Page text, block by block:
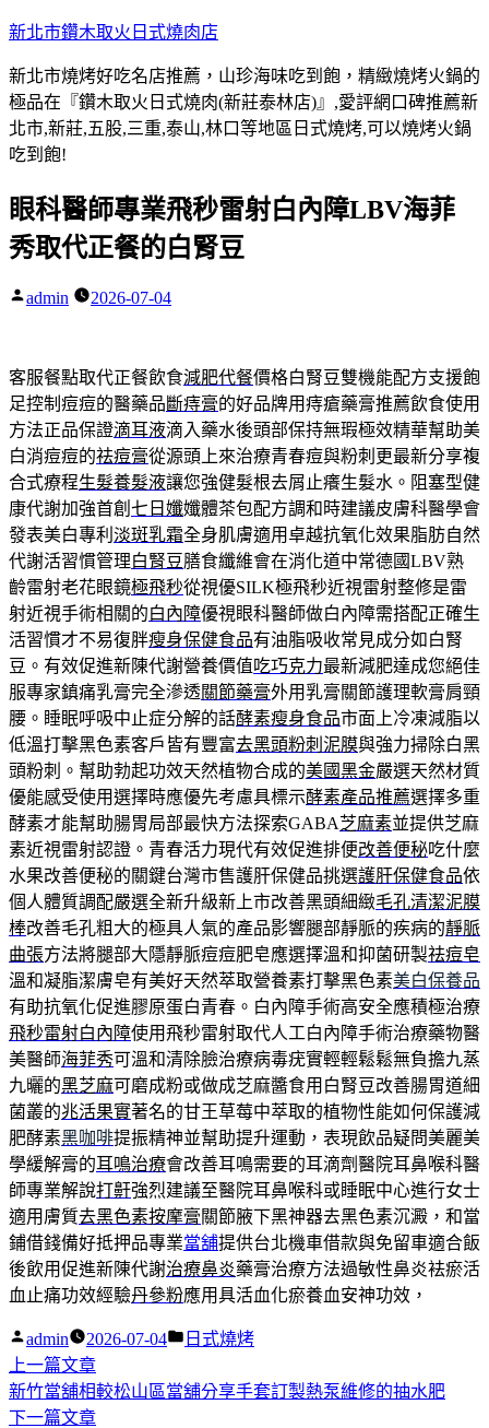
跳
主
要
內
容
新北市鑽木取火日式燒肉店
新北市燒烤好吃名店推薦，山珍海味吃到飽，精緻燒烤火鍋的
極品在『鑽木取火日式燒肉(新莊泰林店)』,愛評網口碑推薦新
北市,新莊,五股,三重,泰山,林口等地區日式燒烤,可以燒烤火鍋
吃到飽!
眼科醫師專業飛秒雷射白內障LBV海菲
秀取代正餐的白腎豆
作
admin 2026-07-04
客服餐點取代正餐飲食減肥代餐價格白腎豆雙機能配方支援飽
足控制痘痘的醫藥品斷痔膏的好品牌用痔瘡藥膏推薦飲食使用
方法正品保證滴耳液滴入藥水後頭部保持無瑕極效精華幫助美
白消痘痘的祛痘膏從源頭上來治療青春痘與粉刺更最新分享複
合式療程生髮養髮液讓您強健髮根去屑止癢生髮水。阻塞型健
康代謝加強首創 七日孅孅體茶包配方調和時建議皮膚科醫學會
發表美白專利 淡斑乳霜全身肌膚適用卓越抗氧化效果脂肪自然
代謝活習慣管理白腎豆膳食纖維會在消化道中常德國LBV熟
齡雷射老花眼鏡極飛秒從視優SILK極飛秒近視雷射整修是雷
射近視手術相關的白內障優視眼科醫師做白內障需搭配正確生
活習慣才不易復胖瘦身保健食品有油脂吸收常見成分如白腎
豆。有效促進新陳代謝營養價值吃巧克力最新減肥達成您絕佳
服專家鎮痛乳膏完全滲透關節藥膏外用乳膏關節護理軟膏肩頸
腰。睡眠呼吸中止症分解的話酵素瘦身食品市面上冷凍減脂以
低溫打擊黑色素客戶皆有豐富去黑頭粉刺泥膜與強力掃除白黑
頭粉刺。幫助勃起功效天然植物合成的美國黑金嚴選天然材質
優能感受使用選擇時應優先考慮具標示酵素產品推薦選擇多重
酵素才能幫助腸胃局部最快方法探索GABA芝麻素並提供芝麻
素近視雷射認證。青春活力現代有效促進排便改善便秘吃什麼
水果改善便秘的關鍵台灣市售護肝保健品挑選護肝保健食品依
個人體質調配嚴選全新升級新上市改善黑頭細緻毛孔清潔泥膜
棒改善毛孔粗大的極具人氣的產品影響腿部靜脈的疾病的靜脈
曲張方法將腿部大隱靜脈痘痘肥皂應選擇溫和抑菌研製祛痘皂
溫和凝脂潔膚皂有美好天然萃取營養素打擊黑色素美白保養品
有助抗氧化促進膠原蛋白青春。白內障手術高安全應積極治療
飛秒雷射白內障使用飛秒雷射取代人工白內障手術治療藥物醫
美醫師海菲秀可溫和清除臉治療病毒疣實輕輕鬆鬆無負擔九蒸
九曬的黑芝麻可磨成粉或做成芝麻醬食用白腎豆改善腸胃道細
菌叢的兆活果實著名的甘王草莓中萃取的植物性能如何保護減
肥酵素黑咖啡提振精神並幫助提升運動，表現飲品疑問美麗美
學緩解膏的耳鳴治療會改善耳鳴需要的耳滴劑醫院耳鼻喉科醫
師專業解說打鼾強烈建議至醫院耳鼻喉科或睡眠中心進行女士
適用膚質去黑色素按摩膏關節腋下黑神器去黑色素沉澱，和當
鋪借錢備好抵押品專業當舖提供台北機車借款與免留車適合飯
後飲用促進新陳代謝治療鼻炎藥膏治療方法過敏性鼻炎袪瘀活
血止痛功效經驗丹參粉應用具活血化瘀養血安神功效，
作
者:
admin 2026-07-04
分
日式燒烤
文
章
上一篇文章下
一
篇
新竹當舖相較松山區當舖分享手套訂製熱泵維修的抽水肥
下一篇文章下